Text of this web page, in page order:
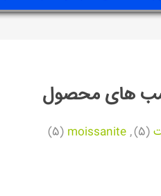
های محصول
(5)
,
moissanite
(5)